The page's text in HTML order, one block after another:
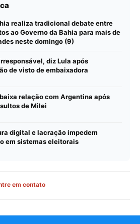
realiza tradicional debate entre
ao Governo da Bahia para mais de
neste domingo (9)
diz Lula após
de visto de embaixadora
relação com Argentina após
de Milei
digital e lacração impedem
em sistemas eleitorais
em contato